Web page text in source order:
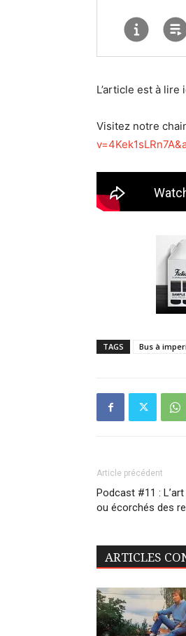
L’article est à lire
Visitez notre
TAGS Bus à
Article précédent
Podcast #11 :
ou écorchés des
ARTICLES